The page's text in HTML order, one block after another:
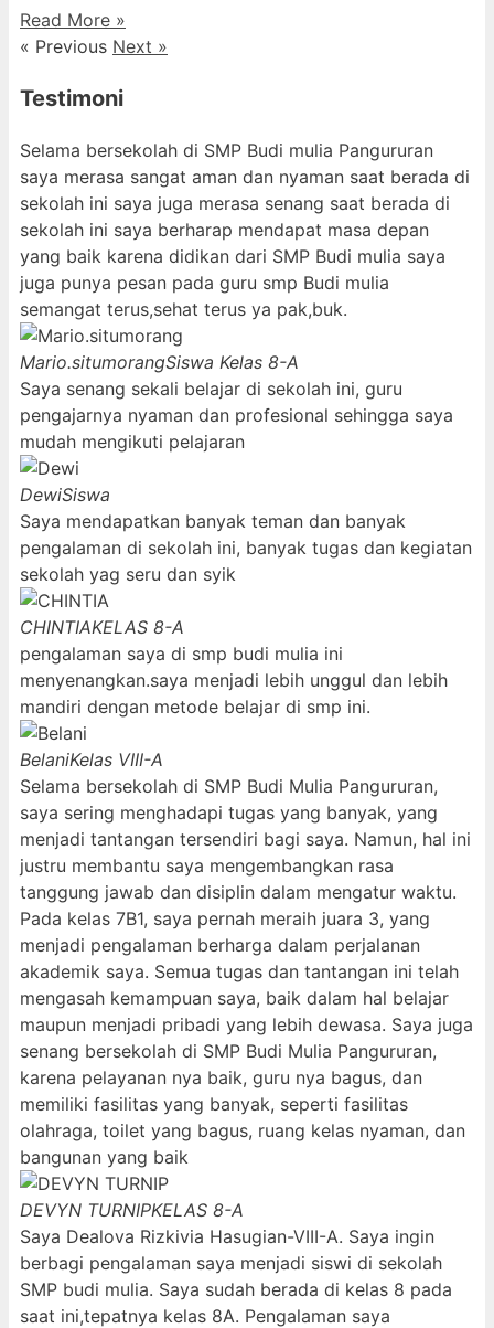
Read More »
« Previous Next »
Testimoni
Selama bersekolah di SMP Budi mulia Pangururan
saya merasa sangat aman dan nyaman saat berada di
sekolah ini saya juga merasa senang saat berada di
sekolah ini saya berharap mendapat masa depan
yang baik karena didikan dari SMP Budi mulia saya
juga punya pesan pada guru smp Budi mulia
semangat terus,sehat terus ya pak,buk.
Mario.situmorangSiswa Kelas 8-A
Saya senang sekali belajar di sekolah ini, guru
pengajarnya nyaman dan profesional sehingga saya
mudah mengikuti pelajaran
DewiSiswa
Saya mendapatkan banyak teman dan banyak
pengalaman di sekolah ini, banyak tugas dan kegiatan
sekolah yag seru dan syik
CHINTIAKELAS 8-A
pengalaman saya di smp budi mulia ini
menyenangkan.saya menjadi lebih unggul dan lebih
mandiri dengan metode belajar di smp ini.
BelaniKelas VIII-A
Selama bersekolah di SMP Budi Mulia Pangururan,
saya sering menghadapi tugas yang banyak, yang
menjadi tantangan tersendiri bagi saya. Namun, hal ini
justru membantu saya mengembangkan rasa
tanggung jawab dan disiplin dalam mengatur waktu.
Pada kelas 7B1, saya pernah meraih juara 3, yang
menjadi pengalaman berharga dalam perjalanan
akademik saya. Semua tugas dan tantangan ini telah
mengasah kemampuan saya, baik dalam hal belajar
maupun menjadi pribadi yang lebih dewasa. Saya juga
senang bersekolah di SMP Budi Mulia Pangururan,
karena pelayanan nya baik, guru nya bagus, dan
memiliki fasilitas yang banyak, seperti fasilitas
olahraga, toilet yang bagus, ruang kelas nyaman, dan
bangunan yang baik
DEVYN TURNIPKELAS 8-A
Saya Dealova Rizkivia Hasugian-VIII-A. Saya ingin
berbagi pengalaman saya menjadi siswi di sekolah
SMP budi mulia. Saya sudah berada di kelas 8 pada
saat ini,tepatnya kelas 8A. Pengalaman saya